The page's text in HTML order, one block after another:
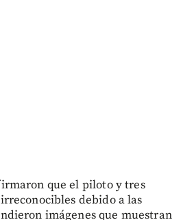
que el piloto y tres
debido a las
imágenes que muestran